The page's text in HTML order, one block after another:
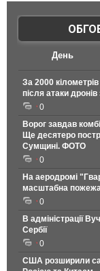
День
За 2000
після атаки
0
Ворог завдав
Ще десятеро
Сумщині. ФОТО
0
На аеродромі
масштабна пожежа
0
В адміністрації
Сербії
0
США розширили